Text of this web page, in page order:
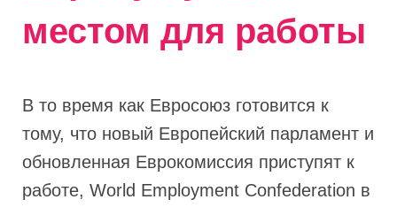
местом для работы
В то время как Евросоюз готовится к
тому, что новый Европейский парламент и
обновленная Еврокомиссия приступят к
работе, World Employment Confederation в